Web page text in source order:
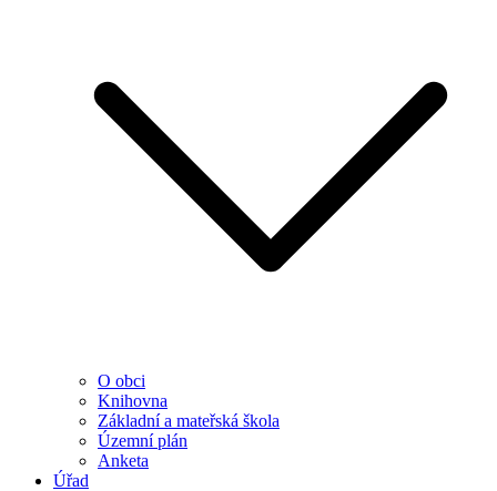
O obci
Knihovna
Základní a mateřská škola
Územní plán
Anketa
Úřad